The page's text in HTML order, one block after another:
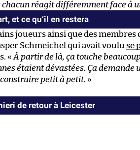
réagit différemment face à
et ce qu’il en restera
joueurs ainsi que des membres
Schmeichel qui avait voulu se
« À partir de là, ça touche
étaient dévastées. Ça demande
petit à petit. »
de retour à Leicester